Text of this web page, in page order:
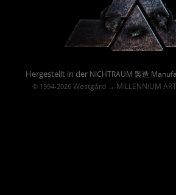
Hergestellt in der NICHTRAUM 製造
© 1994-2026 Westgård→ MILLENNIUM
Powered By :